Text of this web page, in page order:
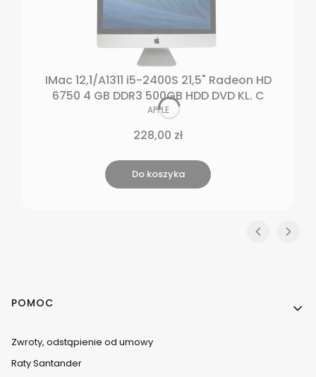
IMac 12,1/A1311 i5-2400S 21,5" Radeon HD
6750 4 GB DDR3 500GB HDD DVD KL. C
PRODUCENT
APPLE
Cena
228,00 zł
Do koszyka
Linki w stopce
POMOC
Zwroty, odstąpienie od umowy
Raty Santander